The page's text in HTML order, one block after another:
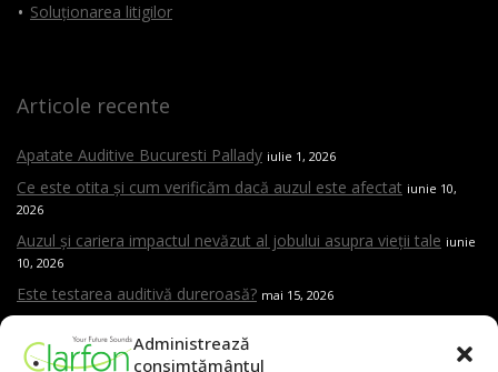
Administrează
consimțământul
Soluționarea litigilor
Articole recente
Apatate Auditive Bucuresti Pallady iulie 1, 2026
Ce este otita și cum verificăm dacă auzul este afectat iunie 10,
2026
Auzul și cariera impactul nevăzut al jobului asupra vieții tale iunie
10, 2026
Este testarea auditivă dureroasă? mai 15, 2026
2026